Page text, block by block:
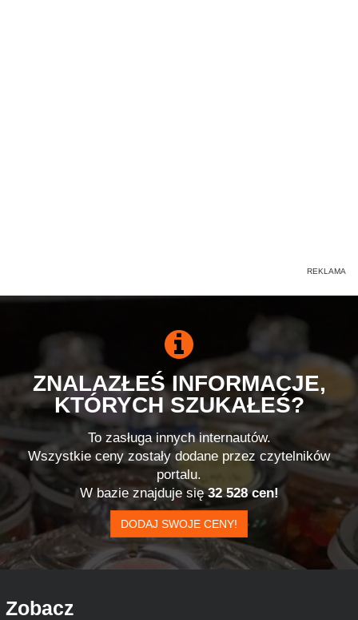
ZNALAZŁEŚ INFORMACJE,
KTÓRYCH SZUKAŁEŚ?
To zasługa innych internautów.
Wszystkie ceny zostały dodane przez czytelników
portalu.
W bazie znajduje się32 528 cen!
DODAJ SWOJE CENY!
Zobacz